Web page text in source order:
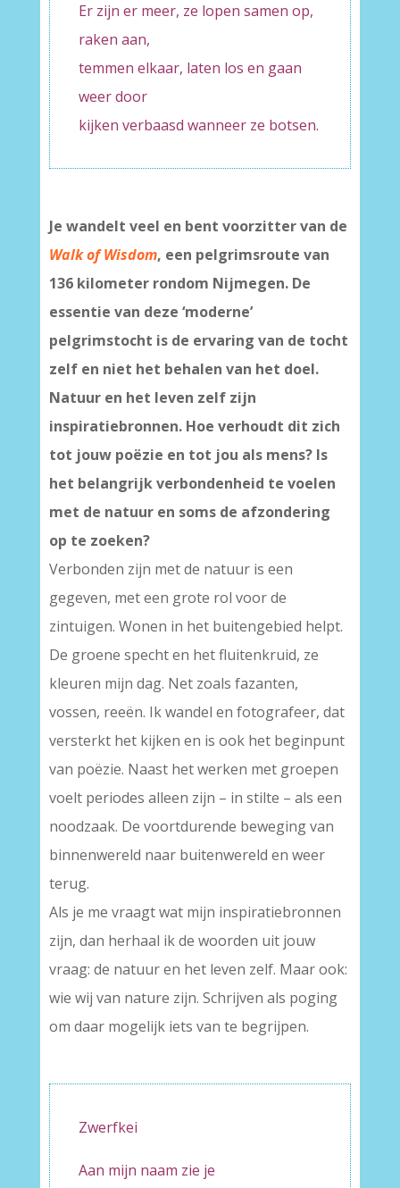
Er zijn er meer, ze lopen samen op,
raken aan,
temmen elkaar, laten los en gaan
weer door
kijken verbaasd wanneer ze botsen.
Je wandelt veel en bent voorzitter van de
Walk of Wisdom, een pelgrimsroute van
136 kilometer rondom Nijmegen. De
essentie van deze ‘moderne’
pelgrimstocht is de ervaring van de tocht
zelf en niet het behalen van het doel.
Natuur en het leven zelf zijn
inspiratiebronnen. Hoe verhoudt dit zich
tot jouw poëzie en tot jou als mens? Is
het belangrijk verbondenheid te voelen
met de natuur en soms de afzondering
op te zoeken?
Verbonden zijn met de natuur is een
gegeven, met een grote rol voor de
zintuigen. Wonen in het buitengebied helpt.
De groene specht en het fluitenkruid, ze
kleuren mijn dag. Net zoals fazanten,
vossen, reeën. Ik wandel en fotografeer, dat
versterkt het kijken en is ook het beginpunt
van poëzie. Naast het werken met groepen
voelt periodes alleen zijn – in stilte – als een
noodzaak. De voortdurende beweging van
binnenwereld naar buitenwereld en weer
terug.
Als je me vraagt wat mijn inspiratiebronnen
zijn, dan herhaal ik de woorden uit jouw
vraag: de natuur en het leven zelf. Maar ook:
wie wij van nature zijn. Schrijven als poging
om daar mogelijk iets van te begrijpen.
Zwerfkei
Aan mijn naam zie je